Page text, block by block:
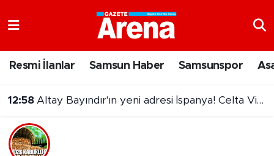
Resmi İlanlar Samsun Haber Samsunspor
12:58 Altay Bayındır'ın yeni adresi İspanya! Celta Vigo'ya kiralandı
Samsun Namaz Vakitleri
Trafik Durumu